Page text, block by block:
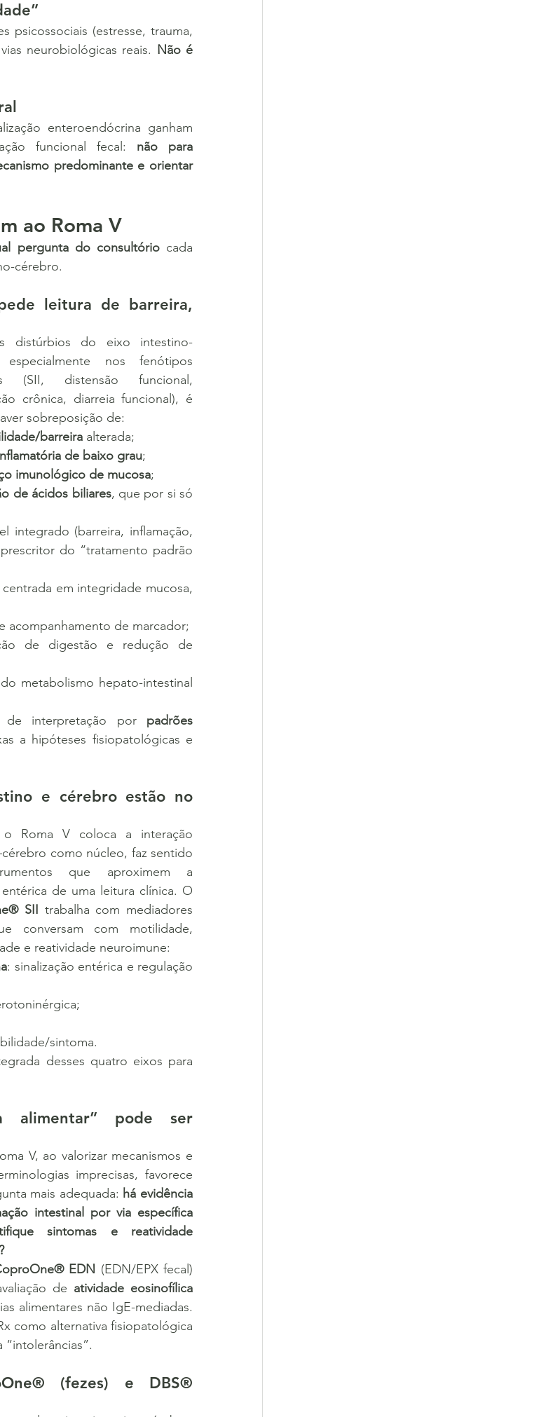
neurobiológicas reais. Não é
funcional fecal: não para
predominante e orientar
ao Roma V
pergunta do consultório cada
cérebro.
leitura de barreira,
especialmente nos fenótipos
(SII, distensão funcional,
crônica, diarreia funcional), é
sobreposição de:
barreira alterada;
de baixo grau;
imunológico de mucosa;
de ácidos biliares, que por si só
integrado (barreira, inflamação,
do “tratamento padrão
em integridade mucosa,
de marcador;
de digestão e redução de
metabolismo hepato-intestinal
de interpretação por
padrões
a hipóteses fisiopatológicas e
e cérebro estão no
como núcleo, faz sentido
que aproximem a
SII trabalha com mediadores
conversam com motilidade,
e reatividade neuroimune:
: sinalização entérica e regulação
sintoma.
alimentar” pode ser
imprecisas, favorece
mais adequada: há evidência
intestinal por via específica
sintomas e reatividade
EDN (EDN/EPX fecal)
de atividade eosinofílica
alimentares não IgE-mediadas.
como alternativa fisiopatológica
(fezes) e DBS®